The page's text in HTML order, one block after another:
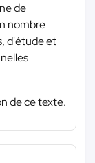
de
nombre
d'étude et
de ce texte.